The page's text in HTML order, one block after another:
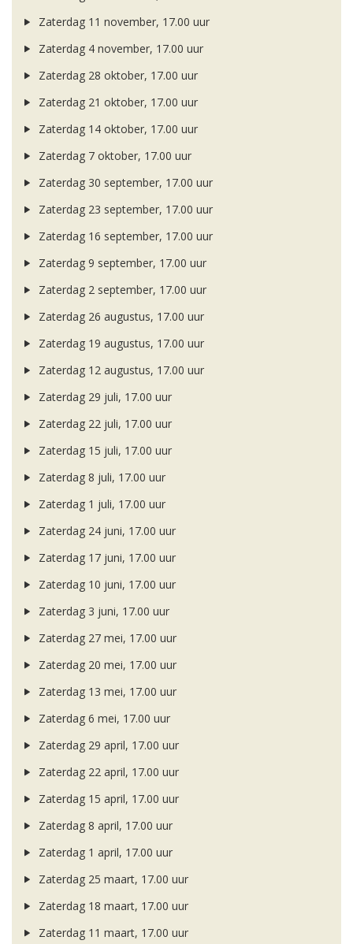
Zaterdag 11 november, 17.00 uur
Zaterdag 4 november, 17.00 uur
Zaterdag 28 oktober, 17.00 uur
Zaterdag 21 oktober, 17.00 uur
Zaterdag 14 oktober, 17.00 uur
Zaterdag 7 oktober, 17.00 uur
Zaterdag 30 september, 17.00 uur
Zaterdag 23 september, 17.00 uur
Zaterdag 16 september, 17.00 uur
Zaterdag 9 september, 17.00 uur
Zaterdag 2 september, 17.00 uur
Zaterdag 26 augustus, 17.00 uur
Zaterdag 19 augustus, 17.00 uur
Zaterdag 12 augustus, 17.00 uur
Zaterdag 29 juli, 17.00 uur
Zaterdag 22 juli, 17.00 uur
Zaterdag 15 juli, 17.00 uur
Zaterdag 8 juli, 17.00 uur
Zaterdag 1 juli, 17.00 uur
Zaterdag 24 juni, 17.00 uur
Zaterdag 17 juni, 17.00 uur
Zaterdag 10 juni, 17.00 uur
Zaterdag 3 juni, 17.00 uur
Zaterdag 27 mei, 17.00 uur
Zaterdag 20 mei, 17.00 uur
Zaterdag 13 mei, 17.00 uur
Zaterdag 6 mei, 17.00 uur
Zaterdag 29 april, 17.00 uur
Zaterdag 22 april, 17.00 uur
Zaterdag 15 april, 17.00 uur
Zaterdag 8 april, 17.00 uur
Zaterdag 1 april, 17.00 uur
Zaterdag 25 maart, 17.00 uur
Zaterdag 18 maart, 17.00 uur
Zaterdag 11 maart, 17.00 uur